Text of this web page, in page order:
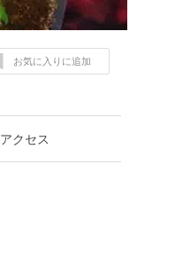
お気に入りに追加
アクセス